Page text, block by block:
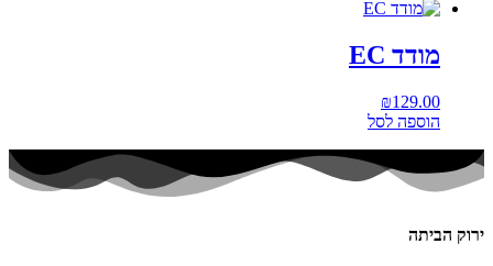
מודד EC
₪129.00
הוספה לסל
ירוק הביתה